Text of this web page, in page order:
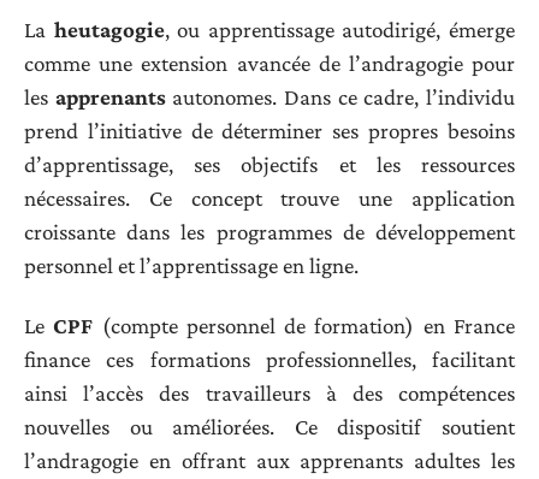
La heutagogie, ou apprentissage autodirigé, émerge
comme une extension avancée de l’andragogie pour
les apprenantsautonomes. Dans ce cadre, l’individu
prend l’initiative de déterminer ses propres besoins
d’apprentissage, ses objectifs et les ressources
nécessaires. Ce concept trouve une application
croissante dans les programmes de développement
personnel et l’apprentissage en ligne.
LeCPF (compte personnel de formation) en France
finance ces formations professionnelles, facilitant
ainsi l’accès des travailleurs à des compétences
nouvelles ou améliorées. Ce dispositif soutient
l’andragogie en offrant aux apprenants adultes les